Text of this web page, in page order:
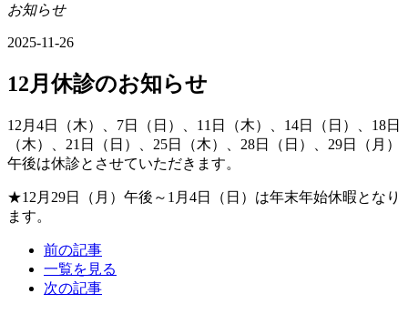
お知らせ
2025-11-26
12月休診のお知らせ
12月4日（木）、7日（日）、11日（木）、14日（日）、18日
（木）、21日（日）、25日（木）、28日（日）、29日（月）
午後は休診とさせていただきます。
★12月29日（月）午後～1月4日（日）は年末年始休暇となり
ます。
前の記事
一覧を見る
次の記事